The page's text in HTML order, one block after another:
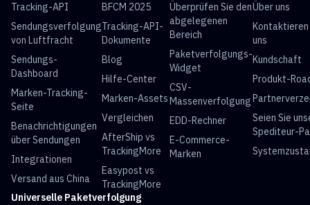
Tracking-API
Sendungsverfolgung
von Luftfracht
Sendungs-
Dashboard
Marken-Tracking-
Seite
Benachrichtigungen
über Sendungen
Integrationen
Versand aus China
BFCM 2025
Tracking-API-
Dokumente
Blog
Hilfe-Center
Marken-Assets
Vergleichen
AfterShip vs
TrackingMore
Easypost vs
TrackingMore
Überprüfen Sie den
abgelegenen
Bereich
Paketverfolgungs-
Widget
CSV-
Massenverfolgung
EDD-Rechner
E-Commerce-
Marken
Über uns
Kontaktieren
uns
Kundschaft
Produkt-
Seien Sie
Spediteur-
Universelle Paketverfolgung